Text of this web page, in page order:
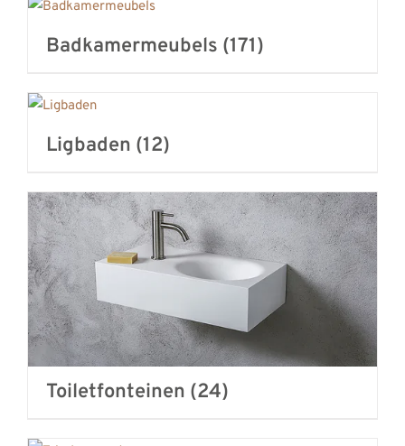
Badkamermeubels (171)
Ligbaden (12)
Toiletfonteinen (24)